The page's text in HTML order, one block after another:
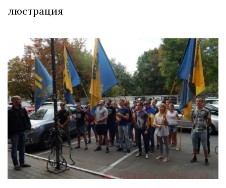
люстрация